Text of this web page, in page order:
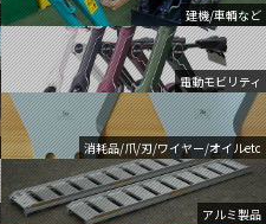
建機/車輌など
電動モビリティ
消耗品/爪/刃/ワイヤー/オイルetc
アルミ製品